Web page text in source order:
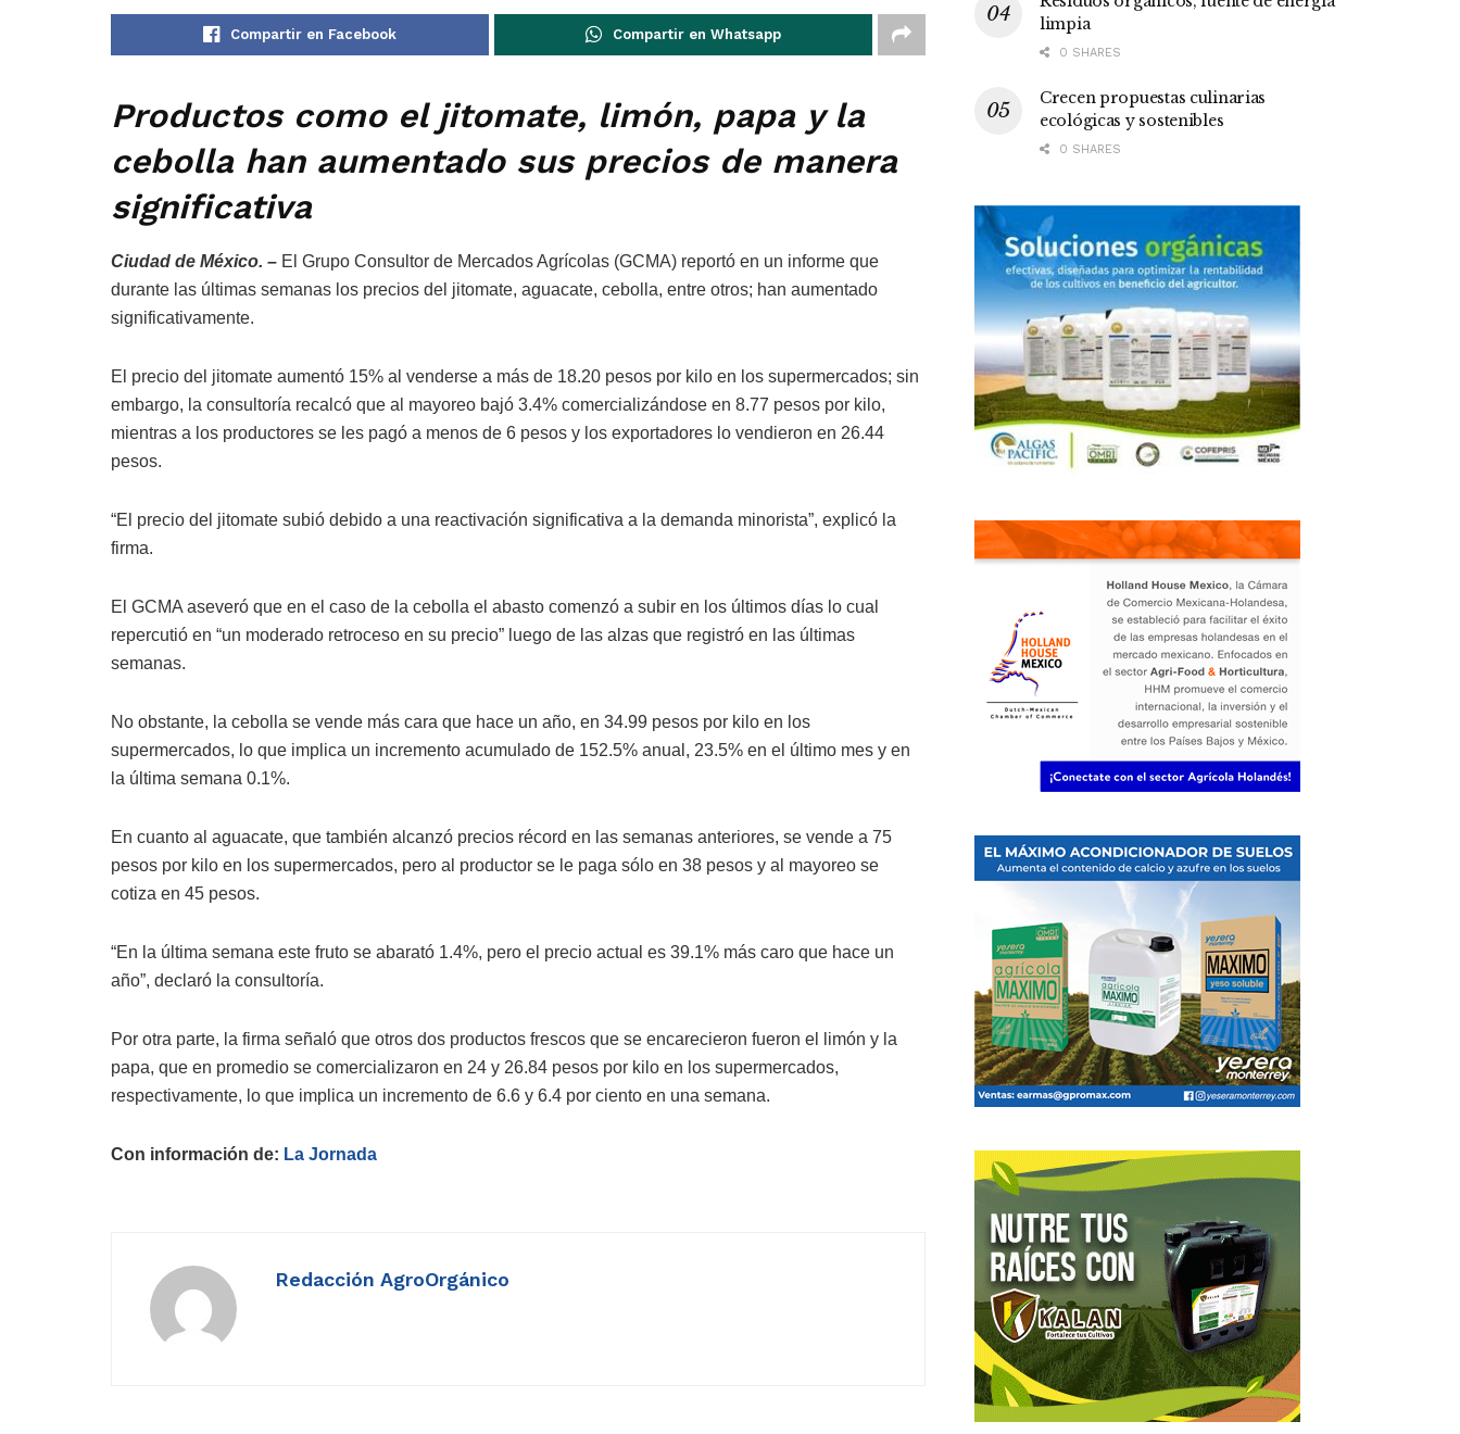
Compartir en Facebook Compartir en Whatsapp
Productos como el jitomate, limón, papa y la
cebolla han aumentado sus precios de manera
significativa
Ciudad de México. – El Grupo Consultor de Mercados Agrícolas (GCMA) reportó en un informe que
durante las últimas semanas los precios del jitomate, aguacate, cebolla, entre otros; han aumentado
significativamente.
El precio del jitomate aumentó 15% al venderse a más de 18.20 pesos por kilo en los supermercados; sin
embargo, la consultoría recalcó que al mayoreo bajó 3.4% comercializándose en 8.77 pesos por kilo,
mientras a los productores se les pagó a menos de 6 pesos y los exportadores lo vendieron en 26.44
pesos.
“El precio del jitomate subió debido a una reactivación significativa a la demanda minorista”, explicó la
firma.
El GCMA aseveró que en el caso de la cebolla el abasto comenzó a subir en los últimos días lo cual
repercutió en “un moderado retroceso en su precio” luego de las alzas que registró en las últimas
semanas.
No obstante, la cebolla se vende más cara que hace un año, en 34.99 pesos por kilo en los
supermercados, lo que implica un incremento acumulado de 152.5% anual, 23.5% en el último mes y en
la última semana 0.1%.
En cuanto al aguacate, que también alcanzó precios récord en las semanas anteriores, se vende a 75
pesos por kilo en los supermercados, pero al productor se le paga sólo en 38 pesos y al mayoreo se
cotiza en 45 pesos.
“En la última semana este fruto se abarató 1.4%, pero el precio actual es 39.1% más caro que hace un
año”, declaró la consultoría.
Por otra parte, la firma señaló que otros dos productos frescos que se encarecieron fueron el limón y la
papa, que en promedio se comercializaron en 24 y 26.84 pesos por kilo en los supermercados,
respectivamente, lo que implica un incremento de 6.6 y 6.4 por ciento en una semana.
Con información de: La Jornada
Redacción AgroOrgánico
limpia
0 SHARES
Crecen propuestas culinarias
ecológicas y sostenibles
0 SHARES